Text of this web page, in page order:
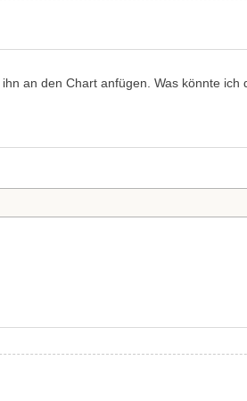
an den Chart anfügen. Was könnte ich